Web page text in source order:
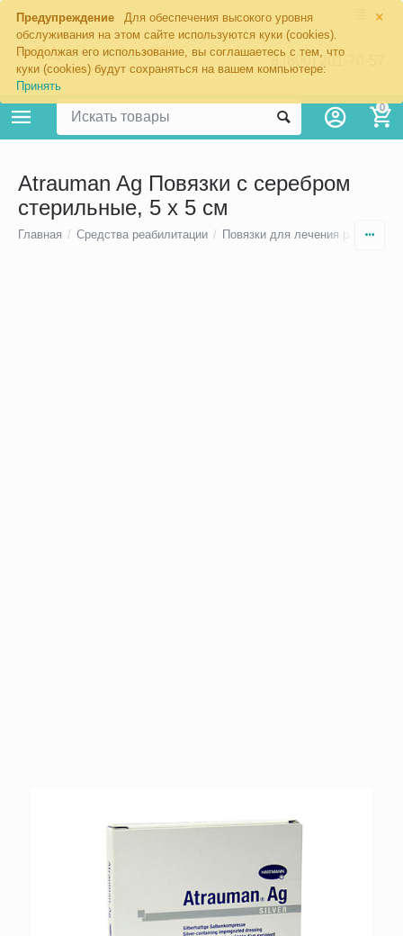
×
Предупреждение
Для обеспечения высокого уровня
обслуживания на этом сайте используются куки (cookies).
Продолжая его использование, вы соглашаетесь с тем, что
куки (cookies) будут сохраняться на вашем компьютере:
Принять
8 (800) 201-70-57
0
Atrauman Ag Повязки с серебром
стерильные, 5 х 5 см
Главная / Средства реабилитации / Повязки для лечения ран /